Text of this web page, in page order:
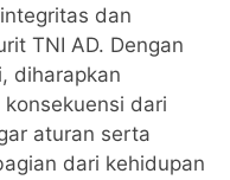
dan
TNI AD. Dengan
diharapkan
dari
aturan serta
dari kehidupan